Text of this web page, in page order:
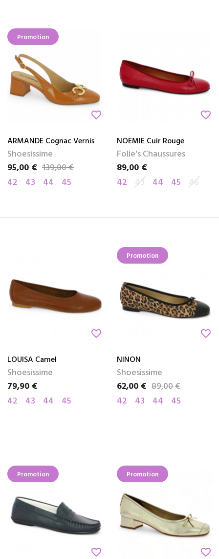
Promotion
favorite_border
ARMANDE Cognac Vernis
Shoesissime
Prix
95,00 €
Prix de base139,00 €
42
43 44 45
favorite_border
NOEMIE Cuir Rouge
Folie's Chaussures
Prix
89,00 €
42 43 44 45 46
favorite_border
LOUISA Camel
Shoesissime
Prix
79,90 €
42
43 44 45
Promotion
favorite_border
NINON
Shoesissime
Prix
62,00 €
Prix de base89,00 €
42
43 44 45
Promotion
favorite_border
Promotion
favorite_border